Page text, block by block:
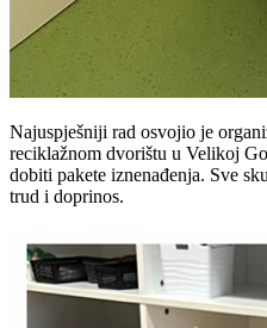
Najuspješniji rad osvojio je
reciklažnom dvorištu u Velikoj
dobiti pakete iznenađenja. Sve
trud i doprinos.